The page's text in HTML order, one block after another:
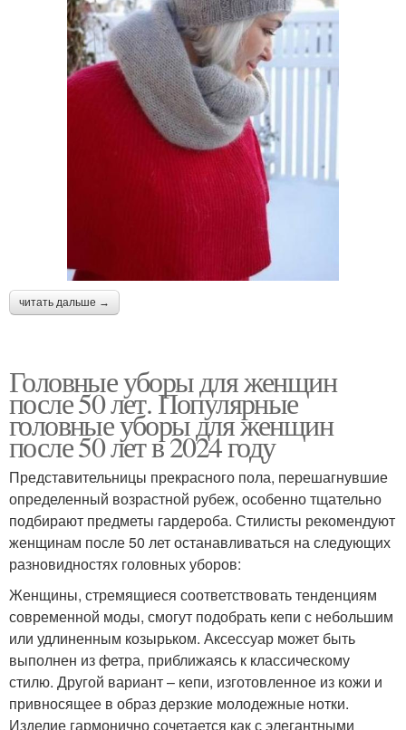
читать дальше →
Головные уборы для женщин
после 50 лет. Популярные
головные уборы для женщин
после 50 лет в 2024 году
Представительницы прекрасного пола, перешагнувшие
определенный возрастной рубеж, особенно тщательно
подбирают предметы гардероба. Стилисты рекомендуют
женщинам после 50 лет останавливаться на следующих
разновидностях головных уборов:
Женщины, стремящиеся соответствовать тенденциям
современной моды, смогут подобрать кепи с небольшим
или удлиненным козырьком. Аксессуар может быть
выполнен из фетра, приближаясь к классическому
стилю. Другой вариант – кепи, изготовленное из кожи и
привносящее в образ дерзкие молодежные нотки.
Изделие гармонично сочетается как с элегантными